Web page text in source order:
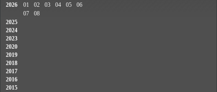
2026 01 02 03 04 05
06
07
08
2025
2024
2023
2020
2019
2018
2017
2016
2015